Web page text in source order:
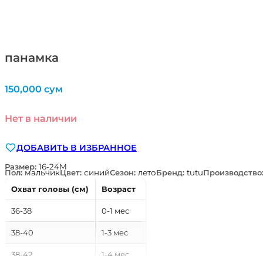
панамка
150,000 сум
Нет в наличии
ДОБАВИТЬ В ИЗБРАННОЕ
Размер: 16-24М
Пол:мальчикЦвет: синийСезон: летоБренд: tutu
Охват головы (см)
Возраст
36-38 0-1 мес
38-40 1-3 мес